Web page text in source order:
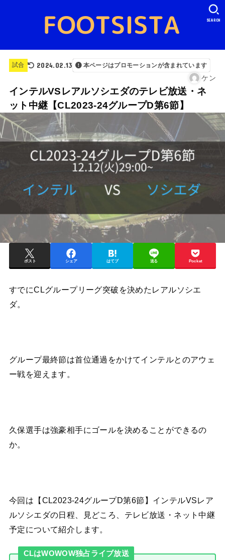
SEARCH
試合 2024.02.13 本ページはプロモーションが含まれています
ケン
インテルVSレアルソシエダのテレビ放送・ネ
ット中継【CL2023-24グループD第6節】
ポスト シェア はてブ 送る Pocket
すでにCLグループリーグ突破を決めたレアルソシエ
ダ。
グループ最終節は首位通過をかけてインテルとのアウェ
ー戦を迎えます。
久保選手は強豪相手にゴールを決めることができるの
か。
今回は【CL2023-24グループD第6節】インテルVSレア
ルソシエダの日程、見どころ、テレビ放送・ネット中継
予定について紹介します。
CLはWOWOW独占ライブ放送